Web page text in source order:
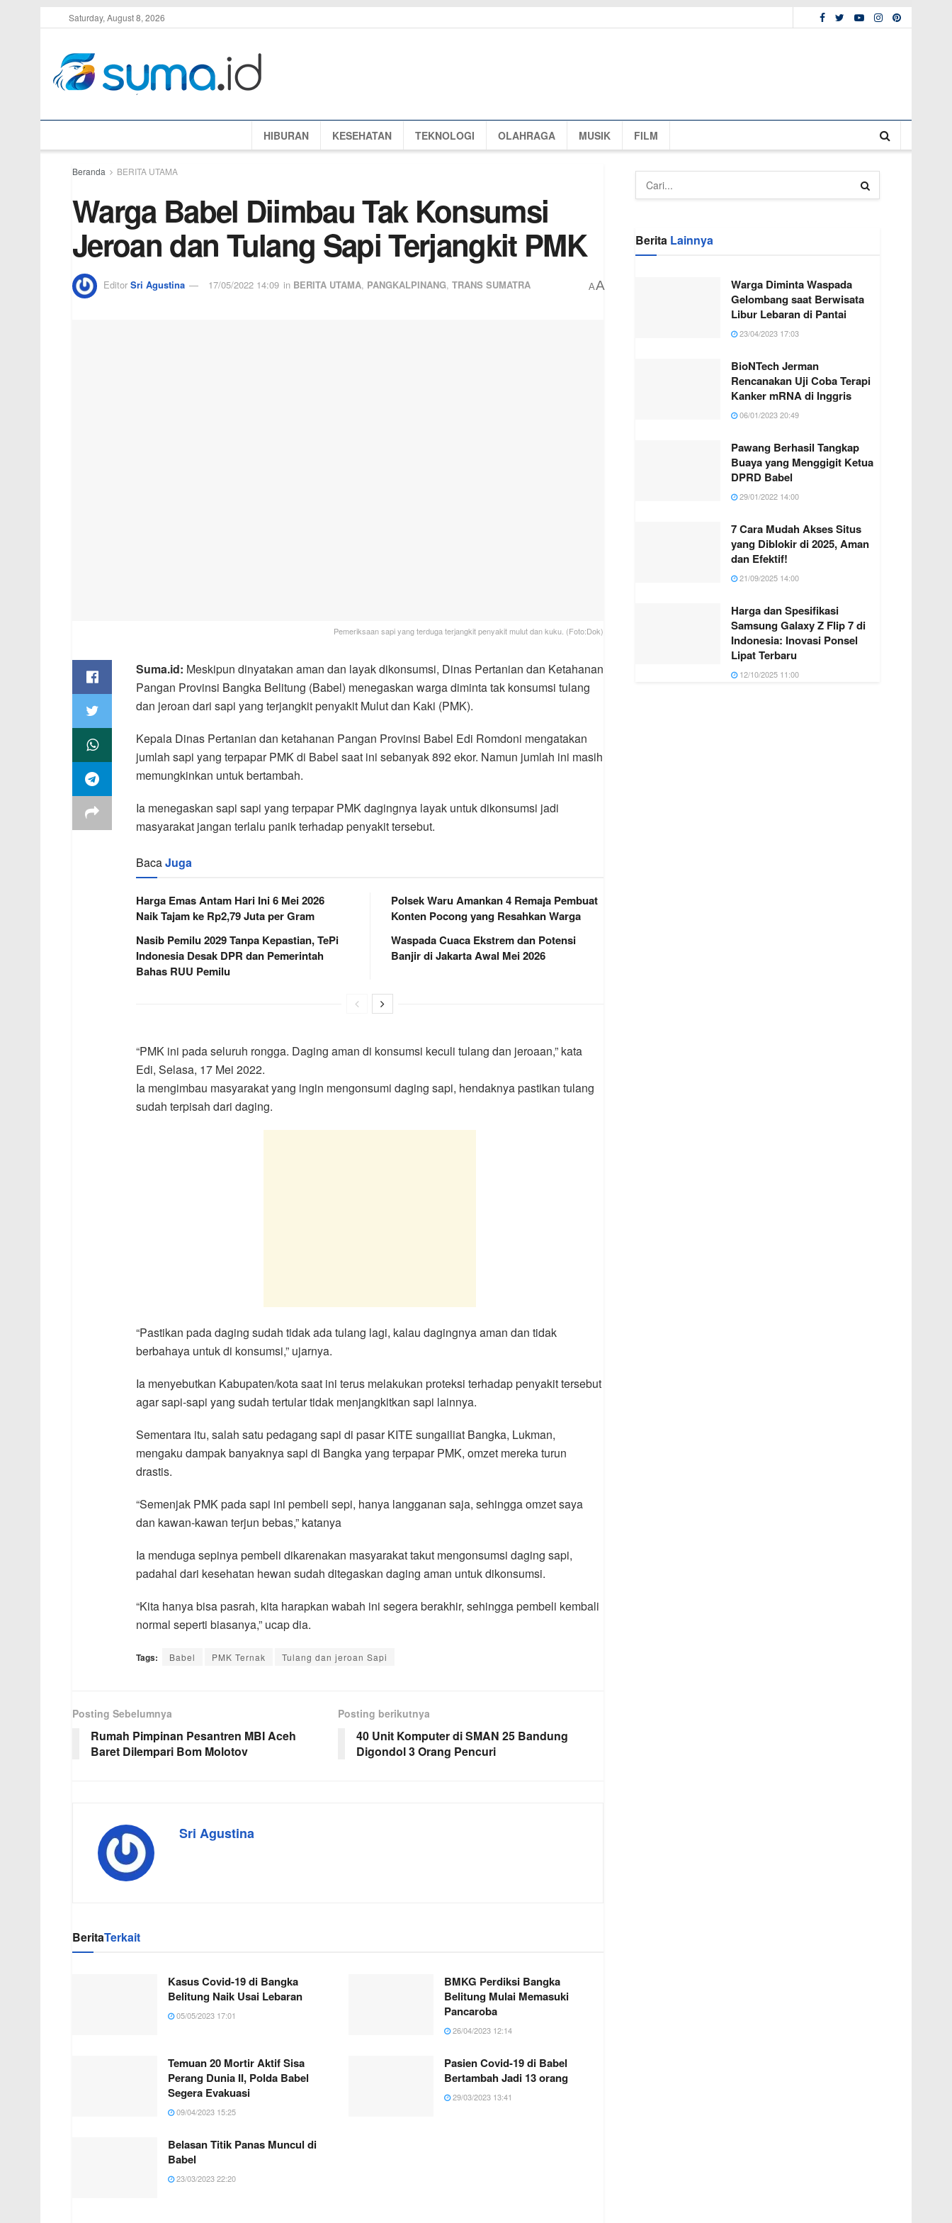
Saturday, August 8, 2026
HIBURAN KESEHATAN TEKNOLOGI OLAHRAGA MUSIK FILM
Beranda BERITA UTAMA
Warga Babel Diimbau Tak Konsumsi
Jeroan dan Tulang Sapi Terjangkit PMK
Editor Sri Agustina 17/05/2022 14:09 in BERITA UTAMA, PANGKALPINANG, TRANS SUMATRA AA
Pemeriksaan sapi yang terduga terjangkit penyakit mulut dan kuku. (Foto:Dok)
Suma.id: Meskipun dinyatakan aman dan layak dikonsumsi, Dinas Pertanian dan Ketahanan
Pangan Provinsi Bangka Belitung (Babel) menegaskan warga diminta tak konsumsi tulang
dan jeroan dari sapi yang terjangkit penyakit Mulut dan Kaki (PMK).
Kepala Dinas Pertanian dan ketahanan Pangan Provinsi Babel Edi Romdoni mengatakan
jumlah sapi yang terpapar PMK di Babel saat ini sebanyak 892 ekor. Namun jumlah ini masih
memungkinkan untuk bertambah.
Ia menegaskan sapi sapi yang terpapar PMK dagingnya layak untuk dikonsumsi jadi
masyarakat jangan terlalu panik terhadap penyakit tersebut.
BacaJuga
Harga Emas Antam Hari Ini 6 Mei 2026
Naik Tajam ke Rp2,79 Juta per Gram
Nasib Pemilu 2029 Tanpa Kepastian, TePi
Indonesia Desak DPR dan Pemerintah
Bahas RUU Pemilu
Polsek Waru Amankan 4 Remaja Pembuat
Konten Pocong yang Resahkan Warga
Waspada Cuaca Ekstrem dan Potensi
Banjir di Jakarta Awal Mei 2026
“PMK ini pada seluruh rongga. Daging aman di konsumsi keculi tulang dan jeroaan,” kata
Edi, Selasa, 17 Mei 2022.
Ia mengimbau masyarakat yang ingin mengonsumi daging sapi, hendaknya pastikan tulang
sudah terpisah dari daging.
“Pastikan pada daging sudah tidak ada tulang lagi, kalau dagingnya aman dan tidak
berbahaya untuk di konsumsi,” ujarnya.
Ia menyebutkan Kabupaten/kota saat ini terus melakukan proteksi terhadap penyakit tersebut
agar sapi-sapi yang sudah tertular tidak menjangkitkan sapi lainnya.
Sementara itu, salah satu pedagang sapi di pasar KITE sungailiat Bangka, Lukman,
mengaku dampak banyaknya sapi di Bangka yang terpapar PMK, omzet mereka turun
drastis.
“Semenjak PMK pada sapi ini pembeli sepi, hanya langganan saja, sehingga omzet saya
dan kawan-kawan terjun bebas,” katanya
Ia menduga sepinya pembeli dikarenakan masyarakat takut mengonsumsi daging sapi,
padahal dari kesehatan hewan sudah ditegaskan daging aman untuk dikonsumsi.
“Kita hanya bisa pasrah, kita harapkan wabah ini segera berakhir, sehingga pembeli kembali
normal seperti biasanya,” ucap dia.
Tags: Babel PMK Ternak Tulang dan jeroan Sapi
Posting Sebelumnya
Rumah Pimpinan Pesantren MBI Aceh
Baret Dilempari Bom Molotov
Posting berikutnya
40 Unit Komputer di SMAN 25 Bandung
Digondol 3 Orang Pencuri
Sri Agustina
BeritaTerkait
Kasus Covid-19 di Bangka
Belitung Naik Usai Lebaran
05/05/2023 17:01
BMKG Perdiksi Bangka
Belitung Mulai Memasuki
Pancaroba
26/04/2023 12:14
Temuan 20 Mortir Aktif Sisa
Perang Dunia II, Polda Babel
Segera Evakuasi
09/04/2023 15:25
Pasien Covid-19 di Babel
Bertambah Jadi 13 orang
29/03/2023 13:41
Belasan Titik Panas Muncul di
Babel
23/03/2023 22:20
Berita Lainnya
Warga Diminta Waspada
Gelombang saat Berwisata
Libur Lebaran di Pantai
23/04/2023 17:03
BioNTech Jerman
Rencanakan Uji Coba Terapi
Kanker mRNA di Inggris
06/01/2023 20:49
Pawang Berhasil Tangkap
Buaya yang Menggigit Ketua
DPRD Babel
29/01/2022 14:00
7 Cara Mudah Akses Situs
yang Diblokir di 2025, Aman
dan Efektif!
21/09/2025 14:00
Harga dan Spesifikasi
Samsung Galaxy Z Flip 7 di
Indonesia: Inovasi Ponsel
Lipat Terbaru
12/10/2025 11:00